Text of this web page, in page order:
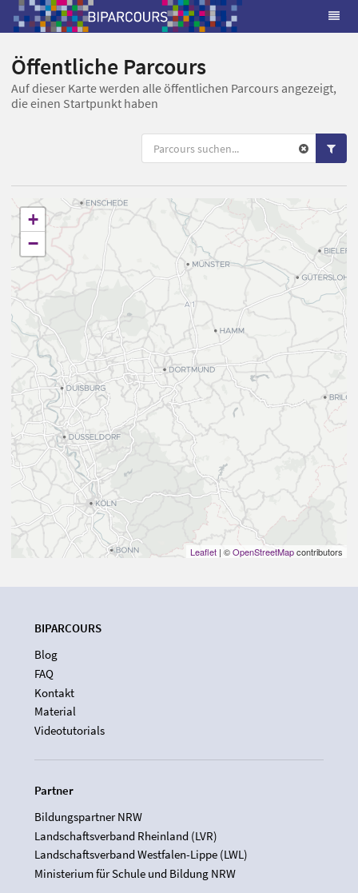
Öffentliche Parcours
Auf dieser Karte werden alle öffentlichen Parcours angezeigt,
die einen Startpunkt haben
+
−
Leaflet | ©OpenStreetMapcontributors
BIPARCOURS
Blog
FAQ
Kontakt
Material
Videotutorials
Partner
Bildungspartner NRW
Landschaftsverband Rheinland (LVR)
Landschaftsverband Westfalen-Lippe (LWL)
Ministerium für Schule und Bildung NRW